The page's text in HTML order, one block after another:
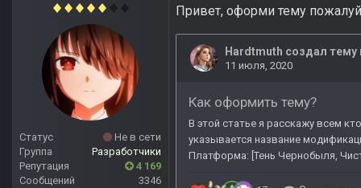
Статус
Не в сети
Группа
Разработчики
Репутация
4 169
Сообщений
3346
Привет, оформи тему